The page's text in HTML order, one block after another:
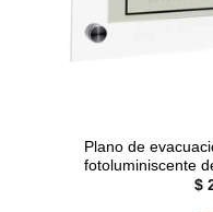
Plano de
fotoluminiscente
$